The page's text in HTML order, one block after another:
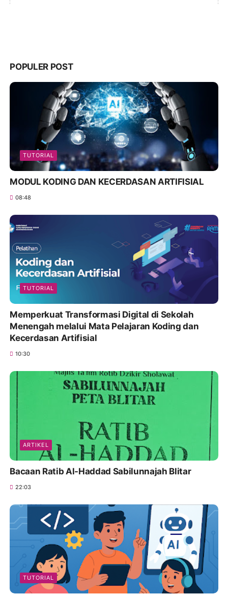
POPULER POST
TUTORIAL
MODUL KODING DAN KECERDASAN ARTIFISIAL
08:48
TUTORIAL
Memperkuat Transformasi Digital di Sekolah
Menengah melalui Mata Pelajaran Koding dan
Kecerdasan Artifisial
10:30
ARTIKEL
Bacaan Ratib Al-Haddad Sabilunnajah Blitar
22:03
TUTORIAL